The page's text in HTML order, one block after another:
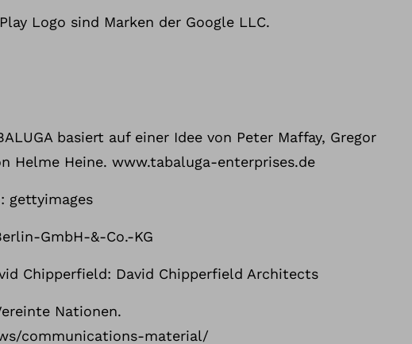
Logo sind Marken der Google LLC.
basiert auf einer Idee von Peter Maffay, Gregor
Helme Heine. www.tabaluga-enterprises.de
gettyimages
GmbH-&-Co.-KG
Chipperfield: David Chipperfield Architects
Nationen.
communications-material/